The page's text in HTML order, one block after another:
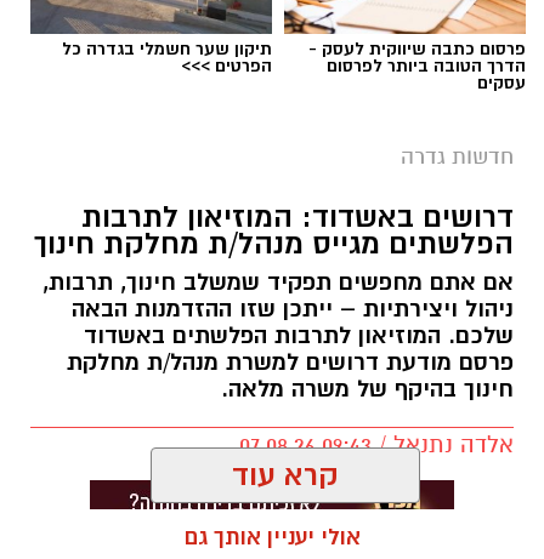
פרסום כתבה שיווקית לעסק -
הדרך הטובה ביותר לפרסום
עסקים
תיקון שער חשמלי בגדרה כל
הפרטים >>>
חדשות גדרה
דרושים באשדוד: המוזיאון לתרבות
הפלשתים מגייס מנהל/ת מחלקת חינוך
אם אתם מחפשים תפקיד שמשלב חינוך, תרבות,
ניהול ויצירתיות – ייתכן שזו ההזדמנות הבאה
שלכם. המוזיאון לתרבות הפלשתים באשדוד
פרסם מודעת דרושים למשרת מנהל/ת מחלקת
חינוך בהיקף של משרה מלאה.
אלדה נתנאל / 09:43 07.08.26
קרא עוד
אולי יעניין אותך גם